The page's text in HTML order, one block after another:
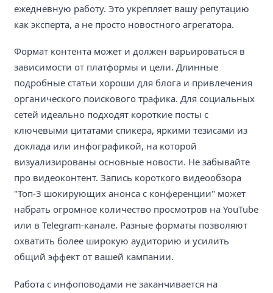
ежедневную работу. Это укрепляет вашу репутацию
как эксперта, а не просто новостного агрегатора.
Формат контента может и должен варьироваться в
зависимости от платформы и цели. Длинные
подробные статьи хороши для блога и привлечения
органического поискового трафика. Для социальных
сетей идеально подходят короткие посты с
ключевыми цитатами спикера, яркими тезисами из
доклада или инфографикой, на которой
визуализированы основные новости. Не забывайте
про видеоконтент. Запись короткого видеообзора
"Топ-3 шокирующих анонса с конференции" может
набрать огромное количество просмотров на YouTube
или в Telegram-канале. Разные форматы позволяют
охватить более широкую аудиторию и усилить
общий эффект от вашей кампании.
Работа с инфоповодами не заканчивается на